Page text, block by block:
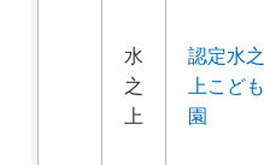
水
之
上
認定水之
上こども
園